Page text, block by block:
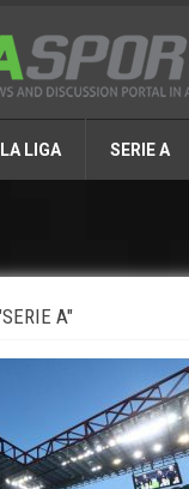
LA LIGA SERIE A
A"